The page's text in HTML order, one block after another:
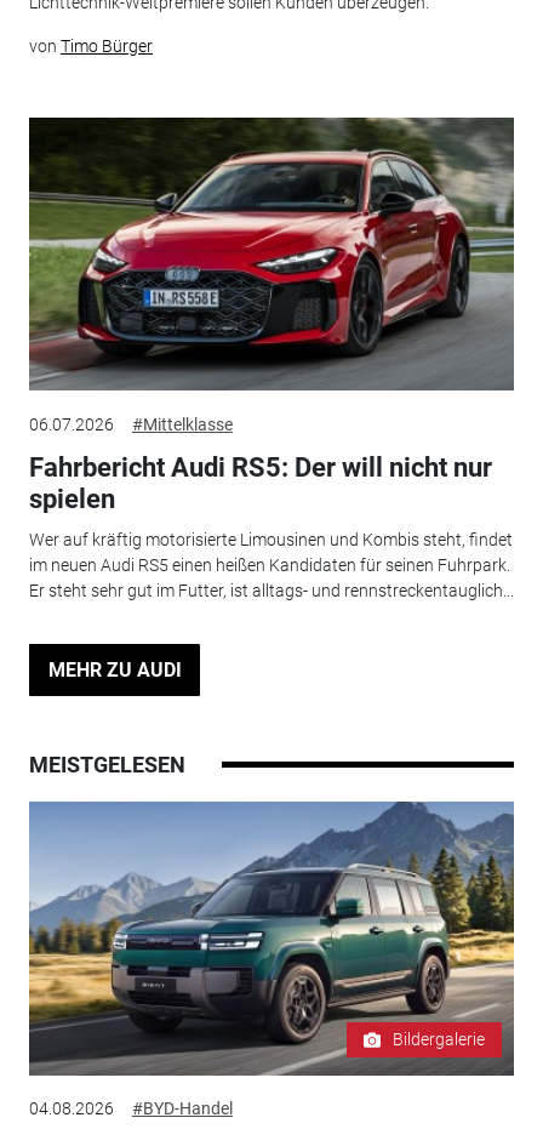
von Timo Bürger
06.07.2026 #Mittelklasse
Fahrbericht Audi RS5: Der will nicht nur
spielen
Wer auf kräftig motorisierte Limousinen und Kombis steht, findet
im neuen Audi RS5 einen heißen Kandidaten für seinen Fuhrpark.
Er steht sehr gut im Futter, ist alltags- und rennstreckentauglich...
MEHR ZU AUDI
MEISTGELESEN
Bildergalerie
04.08.2026 #BYD-Handel